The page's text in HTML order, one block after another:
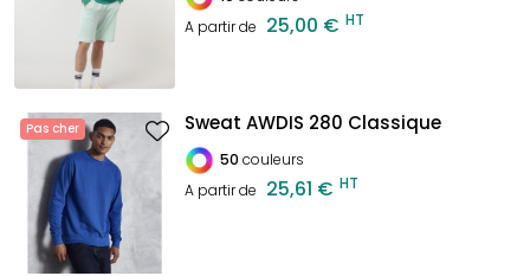
A partir de 25,00 € HT
Pas cher Sweat AWDIS 280 Classique
50 couleurs
A partir de 25,61 € HT